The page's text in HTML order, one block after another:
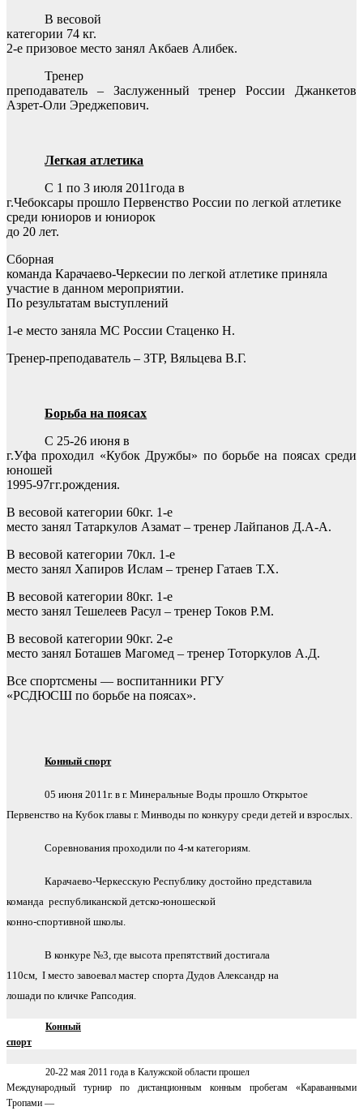
В весовой
категории 74 кг.
2-е призовое место занял Акбаев Алибек.
Тренер
преподаватель – Заслуженный тренер России Джанкетов
Азрет-Оли Эреджепович.
Легкая атлетика
С 1 по 3 июля 2011года в
г.Чебоксары прошло Первенство России по легкой атлетике
среди юниоров и юниорок
до 20 лет.
Сборная
команда Карачаево-Черкесии по легкой атлетике приняла
участие в данном мероприятии.
По результатам выступлений
1-е место заняла МС России Стаценко Н.
Тренер-преподаватель – ЗТР, Вяльцева В.Г.
Борьба на поясах
С 25-26 июня в
г.Уфа проходил «Кубок Дружбы» по борьбе на поясах среди
юношей
1995-97гг.рождения.
В весовой категории 60кг. 1-е
место занял Татаркулов Азамат – тренер Лайпанов Д.А-А.
В весовой категории 70кл. 1-е
место занял Хапиров Ислам – тренер Гатаев Т.Х.
В весовой категории 80кг. 1-е
место занял Тешелеев Расул – тренер Токов Р.М.
В весовой категории 90кг. 2-е
место занял Боташев Магомед – тренер Тоторкулов А.Д.
Все спортсмены — воспитанники РГУ
«РСДЮСШ по борьбе на поясах».
Конный спорт
05 июня 2011г. в г. Минеральные Воды прошло Открытое
Первенство на Кубок главы г. Минводы по конкуру среди детей и взрослых.
Соревнования проходили по 4-м категориям.
Карачаево-Черкесскую Республику достойно представила
команда республиканской детско-юношеской
конно-спортивной школы.
В конкуре №3, где высота препятствий достигала
110см, I место завоевал мастер спорта Дудов Александр на
лошади по кличке Рапсодия.
Конный
спорт
20-22 мая 2011 года в Калужской области прошел
Международный турнир по дистанционным конным пробегам «Караванными
Тропами —